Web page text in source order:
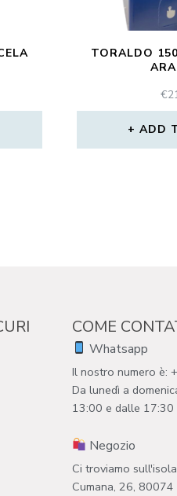
TORALDO
€
ADD
COME
Whatsapp
Il nostro numero è:
Da lunedì a
13:00 e dalle
Negozio
Ci troviamo
Cumana, 26,